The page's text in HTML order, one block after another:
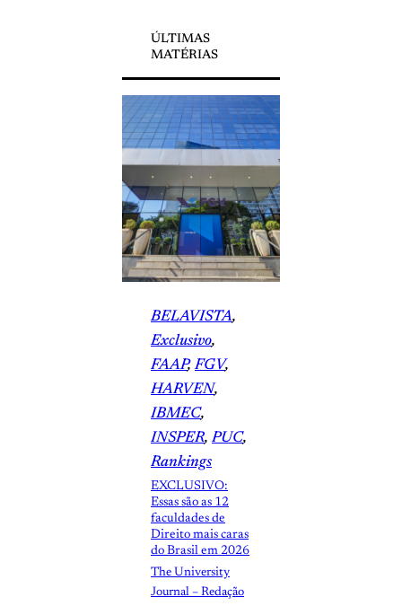
ÚLTIMAS
MATÉRIAS
BELAVISTA
Exclusivo
FAAP, FGV
HARVEN
IBMEC
INSPER, PUC
Rankings
EXCLUSIVO:
Essas são as 12
faculdades de
Direito mais caras
do Brasil em 2026
The University
Journal – Redação